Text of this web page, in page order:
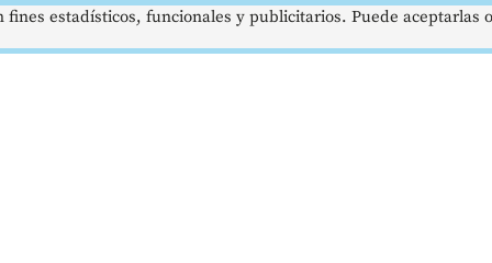
estadísticos, funcionales y publicitarios. Puede aceptarlas